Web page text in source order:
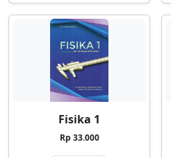
Fisika 1
Rp 33.000